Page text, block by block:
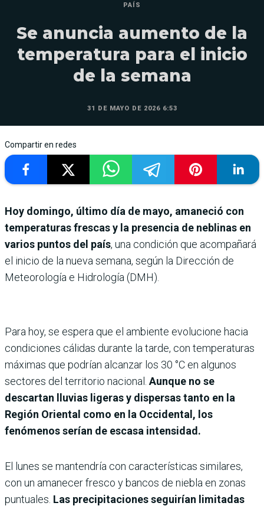
PAÍS
Se anuncia aumento de la
temperatura para el inicio
de la semana
31 DE MAYO DE 2026 6:53
Compartir en redes
Hoy domingo, último día de mayo, amaneció con
temperaturas frescas y la presencia de neblinas en
varios puntos del país, una condición que acompañará
el inicio de la nueva semana, según la Dirección de
Meteorología e Hidrología (DMH).
Para hoy, se espera que el ambiente evolucione hacia
condiciones cálidas durante la tarde, con temperaturas
máximas que podrían alcanzar los 30 °C en algunos
sectores del territorio nacional. Aunque no se
descartan lluvias ligeras y dispersas tanto en la
Región Oriental como en la Occidental, los
fenómenos serían de escasa intensidad.
El lunes se mantendría con características similares,
con un amanecer fresco y bancos de niebla en zonas
puntuales. Las precipitaciones seguirían limitadas